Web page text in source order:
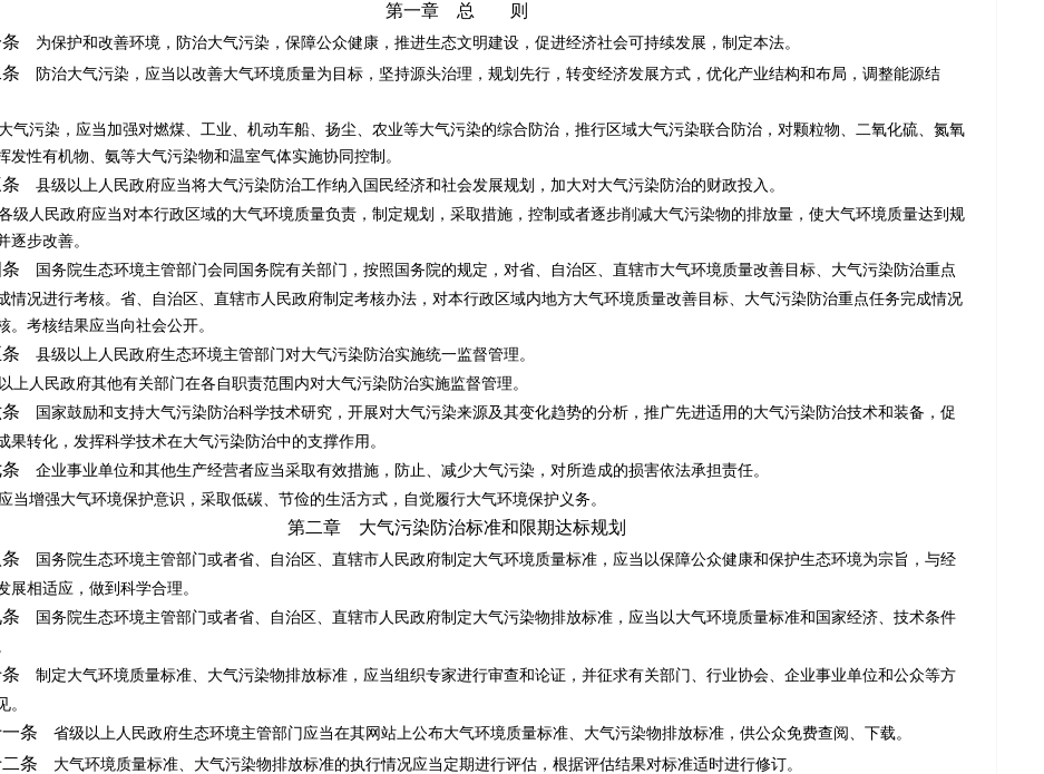
第一章 总 则
为保护和改善环境，防治大气污染，保障公众健康，推进生态文明建设，促进经济社会可持续发展，制定本法。
防治大气污染，应当以改善大气环境质量为目标，坚持源头治理，规划先行，转变经济发展方式，优化产业结构和布局，调整能源结
气污染，应当加强对燃煤、工业、机动车船、扬尘、农业等大气污染的综合防治，推行区域大气污染联合防治，对颗粒物、二氧化硫、氮氧
发性有机物、氨等大气污染物和温室气体实施协同控制。
县级以上人民政府应当将大气污染防治工作纳入国民经济和社会发展规划，加大对大气污染防治的财政投入。
级人民政府应当对本行政区域的大气环境质量负责，制定规划，采取措施，控制或者逐步削减大气污染物的排放量，使大气环境质量达到规
逐步改善。
国务院生态环境主管部门会同国务院有关部门，按照国务院的规定，对省、自治区、直辖市大气环境质量改善目标、大气污染防治重点
情况进行考核。省、自治区、直辖市人民政府制定考核办法，对本行政区域内地方大气环境质量改善目标、大气污染防治重点任务完成情况
。考核结果应当向社会公开。
县级以上人民政府生态环境主管部门对大气污染防治实施统一监督管理。
上人民政府其他有关部门在各自职责范围内对大气污染防治实施监督管理。
国家鼓励和支持大气污染防治科学技术研究，开展对大气污染来源及其变化趋势的分析，推广先进适用的大气污染防治技术和装备，促
果转化，发挥科学技术在大气污染防治中的支撑作用。
企业事业单位和其他生产经营者应当采取有效措施，防止、减少大气污染，对所造成的损害依法承担责任。
当增强大气环境保护意识，采取低碳、节俭的生活方式，自觉履行大气环境保护义务。
第二章 大气污染防治标准和限期达标规划
国务院生态环境主管部门或者省、自治区、直辖市人民政府制定大气环境质量标准，应当以保障公众健康和保护生态环境为宗旨，与经
展相适应，做到科学合理。
国务院生态环境主管部门或者省、自治区、直辖市人民政府制定大气污染物排放标准，应当以大气环境质量标准和国家经济、技术条件
制定大气环境质量标准、大气污染物排放标准，应当组织专家进行审查和论证，并征求有关部门、行业协会、企业事业单位和公众等方
。
条 省级以上人民政府生态环境主管部门应当在其网站上公布大气环境质量标准、大气污染物排放标准，供公众免费查阅、下载。
条 大气环境质量标准、大气污染物排放标准的执行情况应当定期进行评估，根据评估结果对标准适时进行修订。